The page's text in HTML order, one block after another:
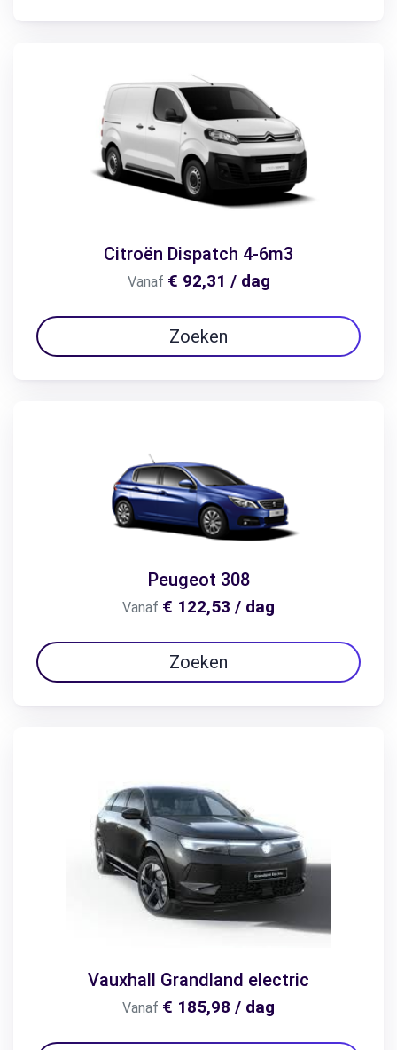
Citroën Dispatch 4-6m3
Vanaf € 92,31 / dag
Zoeken
Peugeot 308
Vanaf € 122,53 / dag
Zoeken
Vauxhall Grandland electric
Vanaf € 185,98 / dag